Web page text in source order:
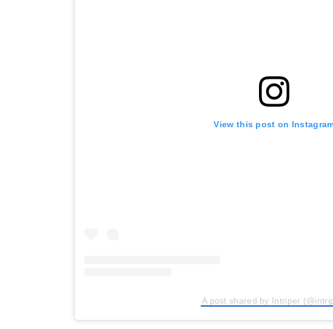
View this post on
A post shared by Intriper